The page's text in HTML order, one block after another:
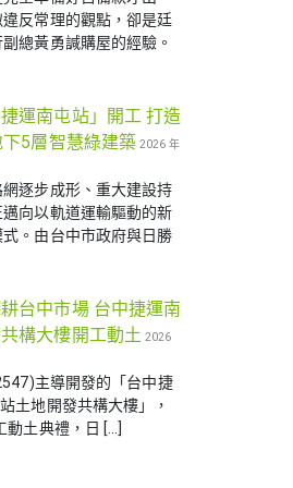
反常理的觀點，卻是廷
總黃勇諴購屋的經驗。
運南屯站」開工 打造
5層智慧綠建築 2026 年
逐步成形、重大建設持
向以軌道運輸驅動的新
。由台中市政府與日勝
台中市場 台中捷運南
構大樓開工動土 2026
主導開發的「台中捷
土地開發共構大樓」，
動土典禮，日 […]